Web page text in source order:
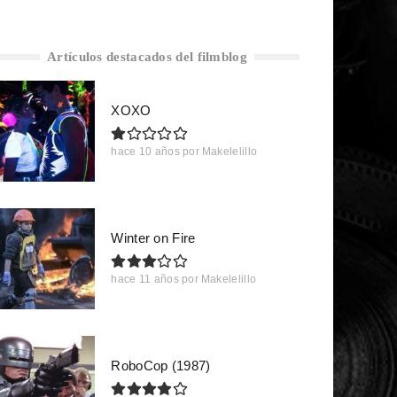
Artículos destacados del filmblog
XOXO
hace 10 años por Makelelillo
Winter on Fire
hace 11 años por Makelelillo
RoboCop (1987)